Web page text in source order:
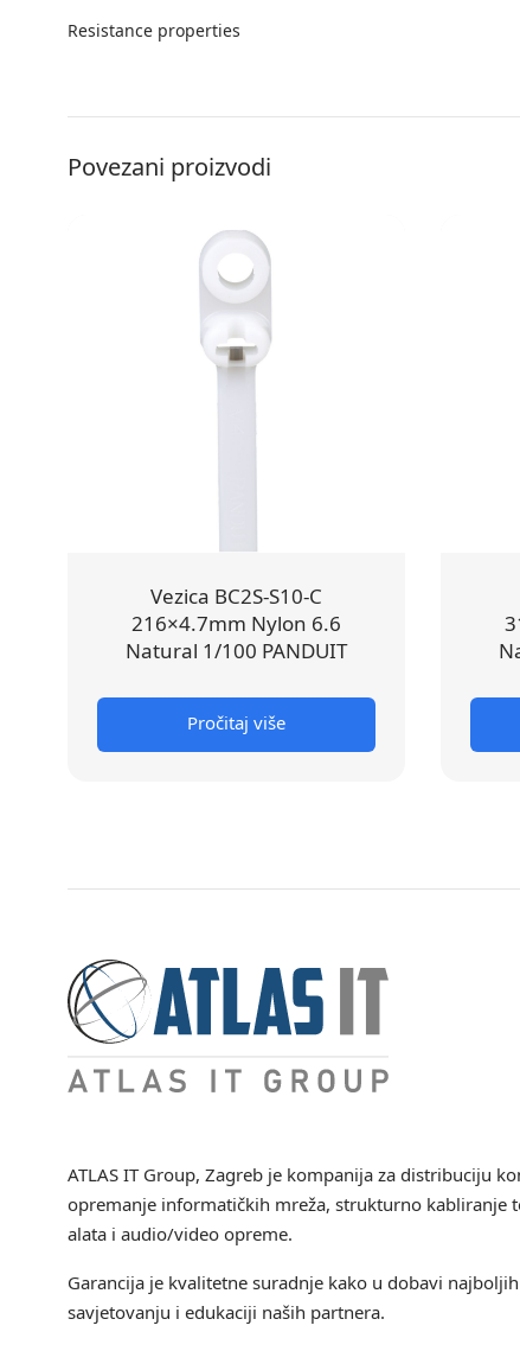
Resistance properties
Povezani proizvodi
Vezica BC2S-S10-C
216×4.7mm Nylon 6.6
Natural 1/100 PANDUIT
Pročitaj više
ATLAS IT Group, Zagreb je kompanija za distribuciju
opremanje informatičkih mreža, strukturno kabliranje
alata i audio/video opreme.
Garancija je kvalitetne suradnje kako u dobavi
savjetovanju i edukaciji naših partnera.